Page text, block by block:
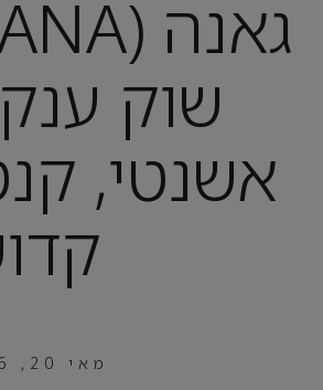
שוק
אשנטי,
מאי 20, 2026